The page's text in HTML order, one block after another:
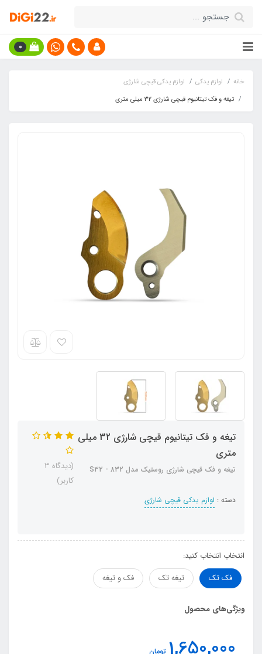
0
خانه لوازم یدکی
لوازم یدکی قیچی شارژی
تیغه و فک تیتانیوم قیچی شارژی 32 میلی متری
تیغه و فک تیتانیوم قیچی شارژی 32 میلی
متری
تیغه و فک قیچی شارژی روستیک مدل 832 - S32
دسته : لوازم یدکی قیچی شارژی
(دیدگاه 3
کاربر)
انتخاب انتخاب کنید:
فک تک
تیغه تک فک و تیغه
ویژگی‌های محصول
تومان